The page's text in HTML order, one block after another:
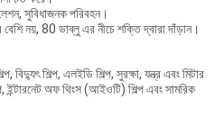
সুবিধাজনক পরিবহন।
নয়, 80 ডাব্লু এর নীচে শক্তি দ্বারা দাঁড়ান।
বিদ্যুৎ শিল্প, এলইডি শিল্প, সুরক্ষা, যন্ত্র এবং মিটার
ইন্টারনেট অফ থিংস (আইওটি) শিল্প এবং সামরিক